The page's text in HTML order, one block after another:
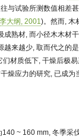
与试验所测数值相差甚
李大纲, 2001)。然而, 木
熟材, 而小径木木材
来越少, 取而代之的
材质低下, 干燥后极
燥应力的研究, 已成为
~ 160 mm, 冬季采